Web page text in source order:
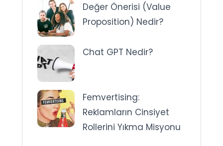
Değer Önerisi (Value
Proposition) Nedir?
Chat GPT Nedir?
Femvertising:
Reklamların Cinsiyet
Rollerini Yıkma Misyonu